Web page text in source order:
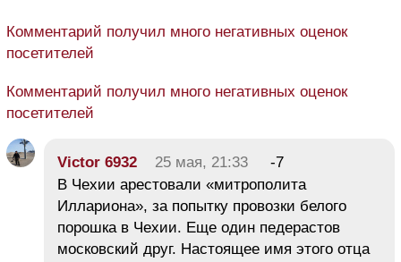
Комментарий получил много негативных оценок
посетителей
Комментарий получил много негативных оценок
посетителей
Victor 6932 25 мая, 21:33
-7
В Чехии арестовали «митрополита
Иллариона», за попытку провозки белого
порошка в Чехии. Еще один педерастов
московский друг. Настоящее имя этого отца